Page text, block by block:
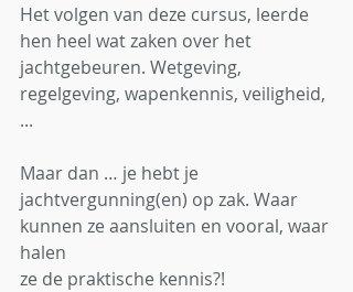
Het volgen van deze cursus, leerde
hen heel wat zaken over het
jachtgebeuren. Wetgeving,
regelgeving, wapenkennis, veiligheid,
...
Maar dan … je hebt je
jachtvergunning(en) op zak. Waar
kunnen ze aansluiten en vooral, waar
halen
ze de praktische kennis?!